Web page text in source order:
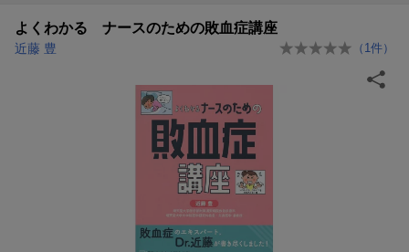
よくわかる ナースのための敗血症講座
近藤 豊 （ 1 件）